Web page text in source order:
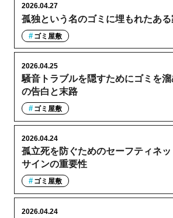
孤独という名のゴミに埋もれたあ
2026.04.27
ゴミ屋敷
騒音トラブルを隠すためにゴミを
の告白と末路
2026.04.25
ゴミ屋敷
孤立死を防ぐためのセーフティネ
サインの重要性
2026.04.24
ゴミ屋敷
2026.04.24